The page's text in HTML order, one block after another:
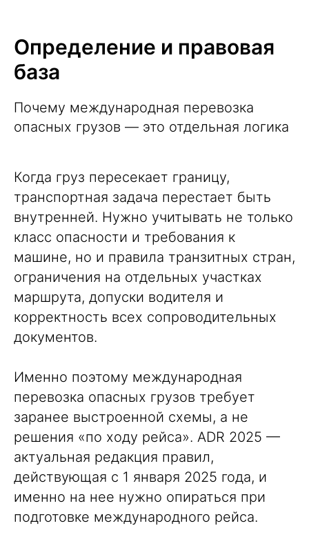
Определение и правовая
база
Почему международная перевозка
опасных грузов — это отдельная логика
Когда груз пересекает границу,
транспортная задача перестает быть
внутренней. Нужно учитывать не только
класс опасности и требования к
машине, но и правила транзитных стран,
ограничения на отдельных участках
маршрута, допуски водителя и
корректность всех сопроводительных
документов.
Именно поэтому международная
перевозка опасных грузов требует
заранее выстроенной схемы, а не
решения «по ходу рейса». ADR 2025 —
актуальная редакция правил,
действующая с 1 января 2025 года, и
именно на нее нужно опираться при
подготовке международного рейса.